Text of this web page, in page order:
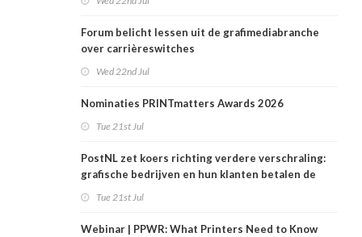
Forum belicht lessen uit de grafimediabranche
over carrièreswitches
Wed 22nd Jul
Nominaties PRINTmatters Awards 2026
Tue 21st Jul
PostNL zet koers richting verdere verschraling:
grafische bedrijven en hun klanten betalen de
Tue 21st Jul
Webinar | PPWR: What Printers Need to Know